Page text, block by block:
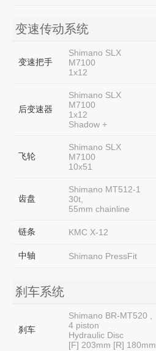
变速传动系统
变速把手
Shimano SLX
M7100
1x12
后变速器
Shimano SLX
M7100
1x12
Shadow +
飞轮
Shimano SLX
M7100
10x51
齿盘
Shimano MT512-1
30t,
55mm chainline
链条 KMC X-12
中轴 Shimano PressFit
刹车系统
刹车
Shimano BR-MT520 ,
4 piston
Hydraulic Disc
[F] 203mm [R] 180mm